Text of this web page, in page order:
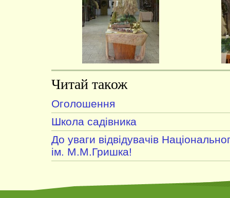
Читай також
Оголошення
Школа садівника
До уваги відвідувачів
ім. М.М.Гришка!